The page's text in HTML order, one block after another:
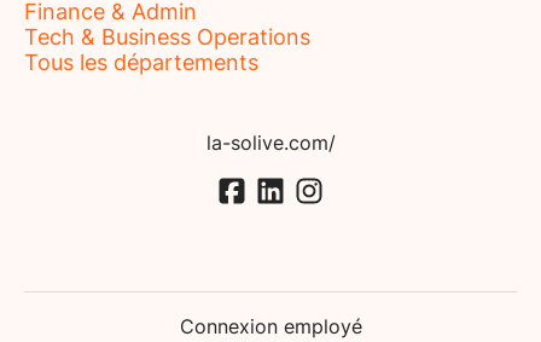
Finance & Admin
Tech & Business Operations
Tous les départements
la-solive.com/
Connexion employé